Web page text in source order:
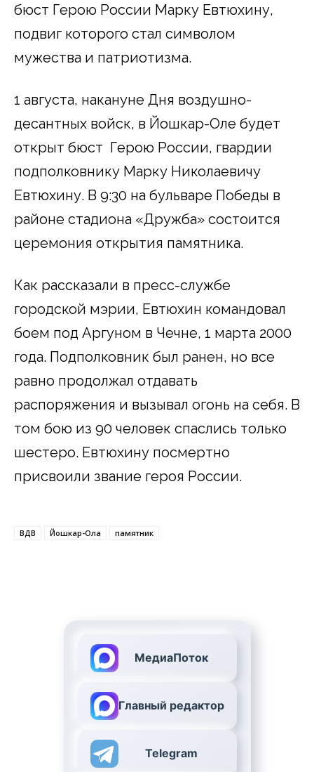
бюст Герою России Марку Евтюхину,
подвиг которого стал символом
мужества и патриотизма.
1 августа, накануне Дня воздушно-
десантных войск, в Йошкар-Оле будет
открыт бюст Герою России, гвардии
подполковнику Марку Николаевичу
Евтюхину. В 9:30 на бульваре Победы в
районе стадиона «Дружба» состоится
церемония открытия памятника.
Как рассказали в пресс-службе
городской мэрии, Евтюхин командовал
боем под Аргуном в Чечне, 1 марта 2000
года. Подполковник был ранен, но все
равно продолжал отдавать
распоряжения и вызывал огонь на себя. В
том бою из 90 человек спаслись только
шестеро. Евтюхину посмертно
присвоили звание героя России.
ВДВ Йошкар-Ола памятник
МедиаПоток
Главный редактор
Telegram